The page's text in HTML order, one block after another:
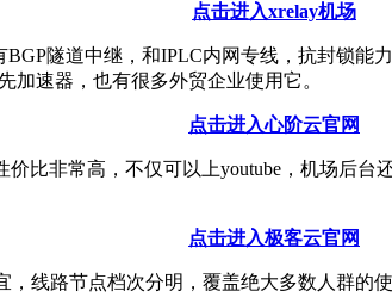
点击进入xrelay机场
BGP隧道中继，和IPLC内网专线，抗封锁能
加速器，也有很多外贸企业使用它。
点击进入心阶云官网
价比非常高，不仅可以上youtube，机场后
点击进入极客云官网
，线路节点档次分明，覆盖绝大多数人群的